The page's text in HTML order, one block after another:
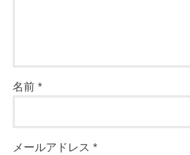
名前*
メールアドレス*